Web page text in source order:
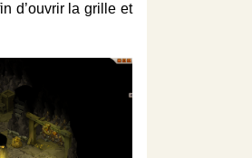
d’ouvrir la grille et